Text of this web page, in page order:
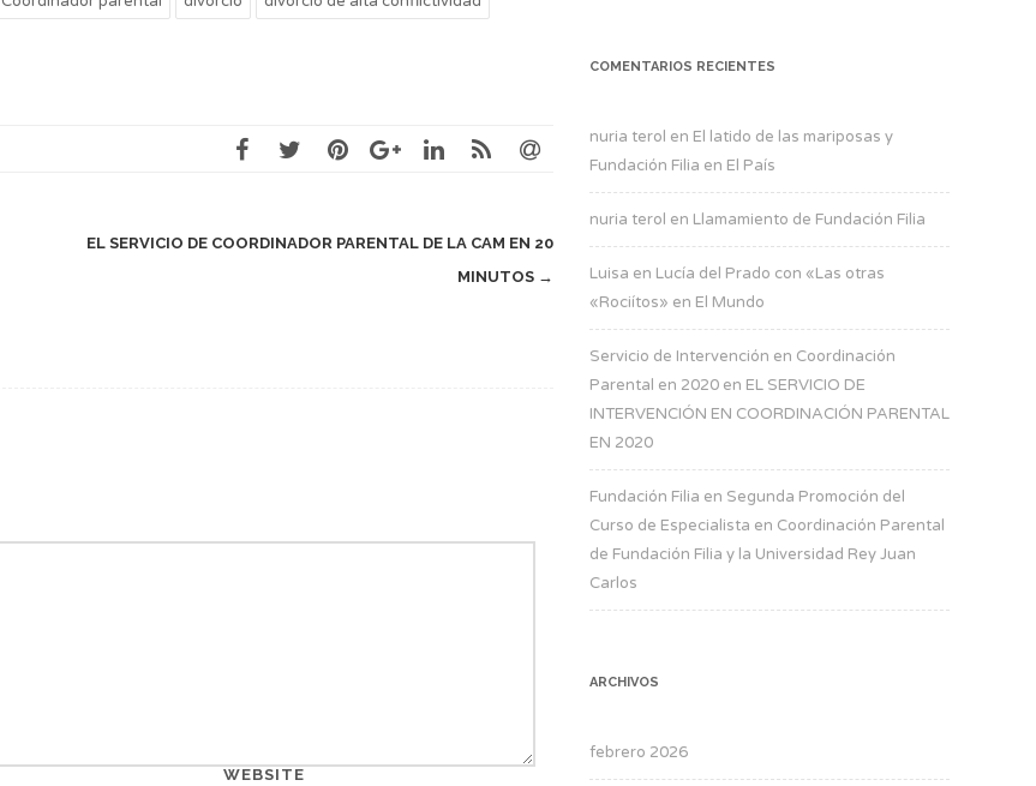
EL SERVICIO DE COORDINADOR PARENTAL DE LA CAM EN 20
MINUTOS →
WEBSITE
COMENTARIOS RECIENTES
nuria terol en El latido de las mariposas y
Fundación Filia en El País
nuria terol en Llamamiento de Fundación Filia
Luisa en Lucía del Prado con «Las otras
«Rociítos» en El Mundo
Servicio de Intervención en Coordinación
Parental en 2020 en EL SERVICIO DE
INTERVENCIÓN EN COORDINACIÓN PARENTAL
EN 2020
Fundación Filia en Segunda Promoción del
Curso de Especialista en Coordinación Parental
de Fundación Filia y la Universidad Rey Juan
Carlos
ARCHIVOS
febrero 2026